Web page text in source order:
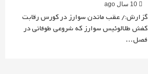
گزارش:/ عقب ماندن سوارز در کورس رقابت
کفش طلالوئیس سوارز که شروعی طوفانی در
فصل…